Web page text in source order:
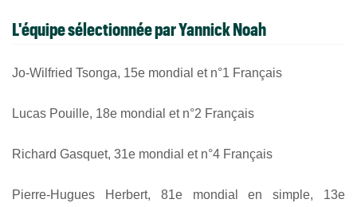
L'équipe sélectionnée par Yannick Noah
Jo-Wilfried Tsonga, 15e mondial et n°1 Français
Lucas Pouille, 18e mondial et n°2 Français
Richard Gasquet, 31e mondial et n°4 Français
Pierre-Hugues Herbert, 81e mondial en simple, 13e